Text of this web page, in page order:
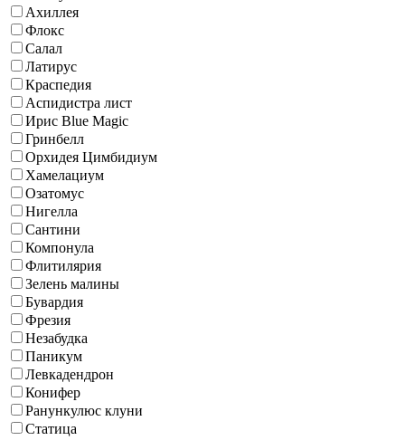
Ахиллея
Флокс
Салал
Латирус
Краспедия
Аспидистра лист
Ирис Blue Magic
Гринбелл
Орхидея Цимбидиум
Хамелациум
Озатомус
Нигелла
Сантини
Компонула
Флитилярия
Зелень малины
Бувардия
Фрезия
Незабудка
Паникум
Левкадендрон
Конифер
Ранункулюс клуни
Статица